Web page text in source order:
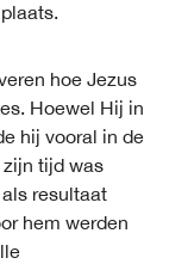
hoe Jezus
Hoewel Hij in
hij vooral in de
tijd was
resultaat
hem werden